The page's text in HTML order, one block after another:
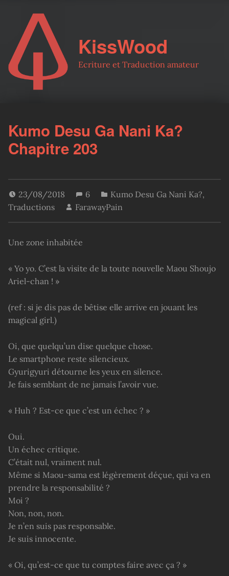
KissWood
Ecriture et Traduction amateur
Kumo Desu Ga Nani Ka?
Chapitre 203
23/08/2018 6 Kumo Desu Ga Nani Ka?,
Traductions
FarawayPain
Une zone inhabitée
« Yo yo. C’est la visite de la toute nouvelle Maou Shoujo
Ariel-chan ! »
(ref : si je dis pas de bêtise elle arrive en jouant les
magical girl.)
Oi, que quelqu’un dise quelque chose.
Le smartphone reste silencieux.
Gyurigyuri détourne les yeux en silence.
Je fais semblant de ne jamais l’avoir vue.
« Huh ? Est-ce que c’est un échec ? »
Oui.
Un échec critique.
C’était nul, vraiment nul.
Même si Maou-sama est légèrement déçue, qui va en
prendre la responsabilité ?
Moi ?
Non, non, non.
Je n’en suis pas responsable.
Je suis innocente.
« Oi, qu’est-ce que tu comptes faire avec ça ? »